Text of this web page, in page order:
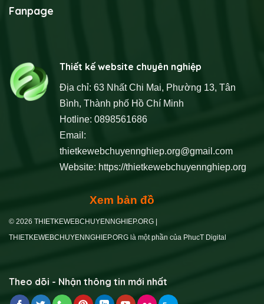
Fanpage
Thiết kế website chuyên nghiệp
Địa chỉ: 63 Nhất Chi Mai, Phường 13, Tân
Bình, Thành phố Hồ Chí Minh
Hotline: 0898561686
Email:
thietkewebchuyennghiep.org@gmail.com
Website: https://thietkewebchuyennghiep.org
Xem bản đồ
© 2026 THIETKEWEBCHUYENNGHIEP.ORG |
THIETKEWEBCHUYENNGHIEP.ORG là một phần của PhucT Digital
Theo dõi - Nhận thông tin mới nhất